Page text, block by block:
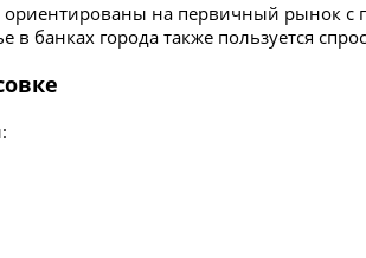
на первичный рынок с
банках города также пользуется